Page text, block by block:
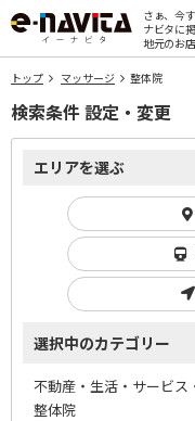
さぁ、今
ナビタに
地元のお
トップ マッサージ 整体院
検索条件 設定・変更
エリアを選ぶ
選択中のカテゴリー
不動産・生活・サービ
整体院